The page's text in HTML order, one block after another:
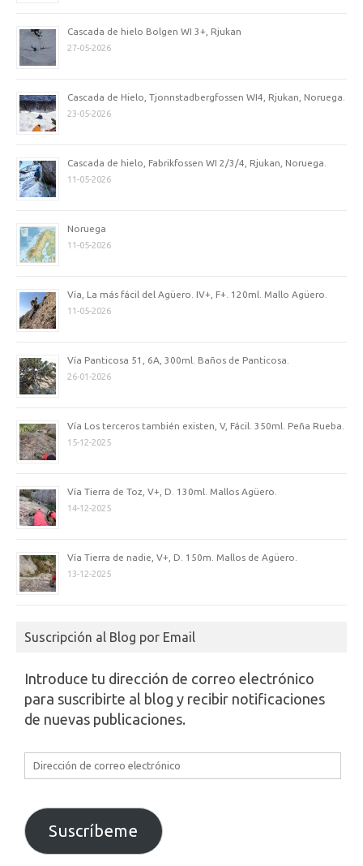
Cascada de hielo Bolgen WI 3+, Rjukan
27-05-2026
Cascada de Hielo, Tjonnstadbergfossen WI4, Rjukan, Noruega.
23-05-2026
Cascada de hielo, Fabrikfossen WI 2/3/4, Rjukan, Noruega.
11-05-2026
Noruega
11-05-2026
Vía, La más fácil del Agüero. IV+, F+. 120ml. Mallo Agüero.
11-05-2026
Vía Panticosa 51, 6A, 300ml. Baños de Panticosa.
26-01-2026
Vía Los terceros también existen, V, Fácil. 350ml. Peña Rueba.
15-12-2025
Vía Tierra de Toz, V+, D. 130ml. Mallos Agüero.
14-12-2025
Vía Tierra de nadie, V+, D. 150m. Mallos de Agüero.
13-12-2025
Suscripción al Blog por Email
Introduce tu dirección de correo electrónico
para suscribirte al blog y recibir notificaciones
de nuevas publicaciones.
Dirección
de
electrónico
Suscríbeme